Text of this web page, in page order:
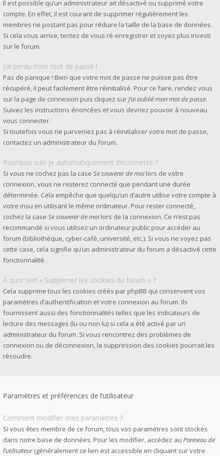
Il est possible qu’un administrateur ait désactivé ou supprimé votre
compte. En effet, il est courant de supprimer régulièrement les
membres ne postant pas pour réduire la taille de la base de données.
Si cela vous arrive, tentez de vous ré-enregistrer et soyez plus investi
sur le forum.
J’ai perdu mon mot de passe !
Pas de panique ! Bien que votre mot de passe ne puisse pas être
récupéré, il peut facilement être réinitialisé. Pour ce faire, rendez vous
sur la page de connexion puis cliquez surJ’ai oublié mon mot de passe.
Suivez les instructions énoncées et vous devriez pouvoir à nouveau
vous connecter.
Si toutefois vous ne parveniez pas à réinitialiser votre mot de passe,
contactez un administrateur du forum.
Pourquoi suis-je automatiquement déconnecté ?
Si vous ne cochez pas la case Se souvenir de moilors de votre
connexion, vous ne resterez connecté que pendant une durée
déterminée. Cela empêche que quelqu’un d’autre utilise votre compte à
votre insu en utilisant le même ordinateur. Pour rester connecté,
cochez la case Se souvenir de moilors de la connexion. Ce n’est pas
recommandé si vous utilisez un ordinateur public pour accéder au
forum (bibliothèque, cyber-café, université, etc.). Si vous ne voyez pas
cette case, cela signifie qu’un administrateur du forum a désactivé cette
fonctionnalité.
À quoi sert « Supprimer les cookies du forum » ?
Cela supprime tous les cookies créés par phpBB qui conservent vos
paramètres d’authentification et votre connexion au forum. Ils
fournissent aussi des fonctionnalités telles que les indicateurs de
lecture des messages (lu ou non lu) si cela a été activé par un
administrateur du forum. Si vous rencontrez des problèmes de
connexion ou de déconnexion, la suppression des cookies pourrait les
résoudre.
Paramètres et préférences de l’utilisateur
Comment modifier mes paramètres ?
Si vous êtes membre de ce forum, tous vos paramètres sont stockés
dans notre base de données. Pour les modifier, accédez au Panneau de
l’utilisateur(généralement ce lien est accessible en cliquant sur votre